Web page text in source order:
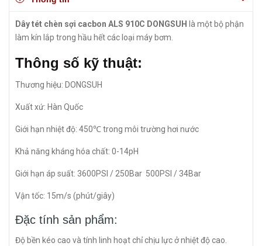
Dây tét chèn sợi cacbon ALS 910C DONGSUH
là một bộ phận
làm kín lắp trong hầu hết các loại máy bơm.
Thông số kỹ thuật:
Thương hiệu: DONGSUH
Xuất xứ: Hàn Quốc
Giới hạn nhiệt độ: 450℃ trong môi trường hơi nước
Khả năng kháng hóa chất: 0-14pH
Giới hạn áp suất: 3600PSI / 250Bar 500PSI / 34Bar
Vận tốc: 15m/s (phút/giây)
Đặc tính sản phẩm:
Độ bền kéo cao và tính linh hoạt chỉ chịu lực ở nhiệt độ cao.